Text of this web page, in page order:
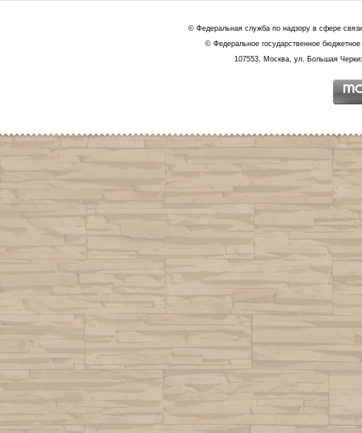
© Федеральная служба по надзору в сфере
© Федеральное государственное
107553, Москва, ул. Большая